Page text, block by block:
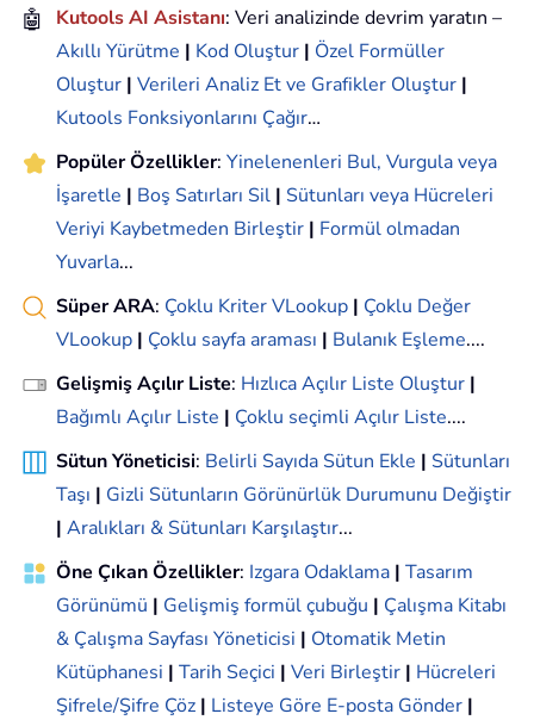
🤖 Kutools AI Asistanı: Veri analizinde devrim yaratın –
Akıllı Yürütme | Kod Oluştur | Özel Formüller
Oluştur | Verileri Analiz Et ve Grafikler Oluştur |
Kutools Fonksiyonlarını Çağır…
Popüler Özellikler: Yinelenenleri Bul, Vurgula veya
İşaretle | Boş Satırları Sil | Sütunları veya Hücreleri
Veriyi Kaybetmeden Birleştir | Formül olmadan
Yuvarla...
Süper ARA: Çoklu Kriter VLookup | Çoklu Değer
VLookup | Çoklu sayfa araması | Bulanık Eşleme....
Gelişmiş Açılır Liste: Hızlıca Açılır Liste Oluştur |
Bağımlı Açılır Liste | Çoklu seçimli Açılır Liste....
Sütun Yöneticisi: Belirli Sayıda Sütun Ekle | Sütunları
Taşı | Gizli Sütunların Görünürlük Durumunu Değiştir
| Aralıkları & Sütunları Karşılaştır...
Öne Çıkan Özellikler: Izgara Odaklama | Tasarım
Görünümü | Gelişmiş formül çubuğu | Çalışma Kitabı
& Çalışma Sayfası Yöneticisi | Otomatik Metin
Kütüphanesi | Tarih Seçici | Veri Birleştir | Hücreleri
Şifrele/Şifre Çöz | Listeye Göre E-posta Gönder |